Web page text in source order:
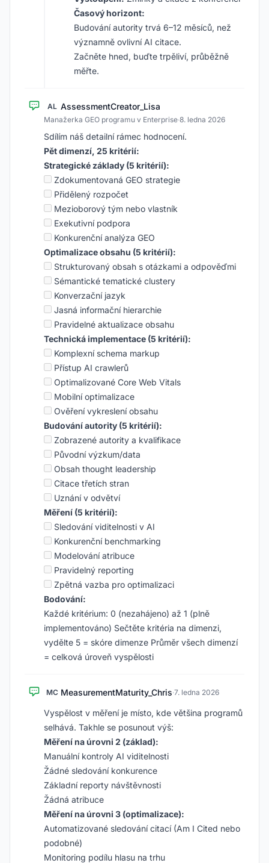
Časový horizont:
Budování autority trvá 6–12 měsíců, než
významně ovlivní AI citace.
Začněte hned, buďte trpěliví, průběžně
měřte.
AL AssessmentCreator_Lisa
Manažerka GEO programu v Enterprise·8. ledna 2026
Sdílím náš detailní rámec hodnocení.
Pět dimenzí, 25 kritérií:
Strategické základy (5 kritérií):
Zdokumentovaná GEO strategie
Přidělený rozpočet
Mezioborový tým nebo vlastník
Exekutivní podpora
Konkurenční analýza GEO
Optimalizace obsahu (5 kritérií):
Strukturovaný obsah s otázkami a odpověďmi
Sémantické tematické clustery
Konverzační jazyk
Jasná informační hierarchie
Pravidelné aktualizace obsahu
Technická implementace (5 kritérií):
Komplexní schema markup
Přístup AI crawlerů
Optimalizované Core Web Vitals
Mobilní optimalizace
Ověření vykreslení obsahu
Budování autority (5 kritérií):
Zobrazené autority a kvalifikace
Původní výzkum/data
Obsah thought leadership
Citace třetích stran
Uznání v odvětví
Měření (5 kritérií):
Sledování viditelnosti v AI
Konkurenční benchmarking
Modelování atribuce
Pravidelný reporting
Zpětná vazba pro optimalizaci
Bodování:
Každé kritérium: 0 (nezahájeno) až 1 (plně
implementováno) Sečtěte kritéria na dimenzi,
vydělte 5 = skóre dimenze Průměr všech dimenzí
= celková úroveň vyspělosti
MC MeasurementMaturity_Chris·7. ledna 2026
Vyspělost v měření je místo, kde většina programů
selhává. Takhle se posunout výš:
Měření na úrovni 2 (základ):
Manuální kontroly AI viditelnosti
Žádné sledování konkurence
Základní reporty návštěvnosti
Žádná atribuce
Měření na úrovni 3 (optimalizace):
Automatizované sledování citací (Am I Cited nebo
podobné)
Monitoring podílu hlasu na trhu